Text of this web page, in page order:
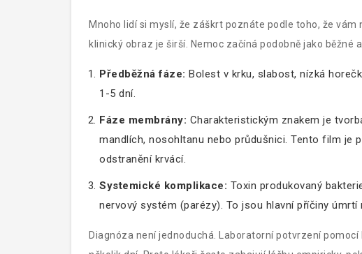
Mnoho lidí si myslí, že záškrt poznáte podle toho, že vám
klinický obraz je širší. Nemoc začíná podobně jako běžné
Předběžná fáze: Bolest v krku, slabost, nízká
1-5 dní.
Fáze membrány: Charakteristickým znakem je
mandlích, nosohltanu nebo průdušnici. Tento film je
odstranění krvácí.
Systemické komplikace: Toxin produkovaný
nervový systém (parézy). To jsou hlavní příčiny úmrtí
Diagnóza není jednoduchá. Laboratorní potvrzení